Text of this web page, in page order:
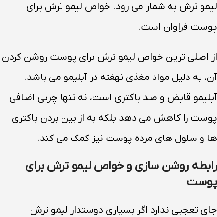
لیمو ترش به شمار می رود. خواص لیمو ترش برای
پوست فراوان است.
از اصلی ترین خواص لیمو ترش برای پوست روشن کردن
آن، به دلیل مواد مغذی نهفته در آبلیمو می باشد.
آبلیمو قابض و ضد باکتری است، نه تنها چربی اضافی
پوست را کاهش می دهد بلکه به از بین بردن باکتری
ها و سلول های مرده پوست نیز کمک می کند.
رابطه روشن سازی و خواص لیمو ترش برای
پوست
جای تعجبی ندارد اگر بسیاری دوستدار لیمو ترش